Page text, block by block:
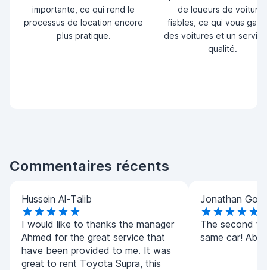
importante, ce qui rend le
processus de location encore
plus pratique.
de loueurs de voitures
fiables, ce qui vous
des voitures et un
qualité.
Commentaires récents
Hussein Al-Talib
I would like to thanks the manager
Ahmed for the great service that
have been provided to me. It was
great to rent Toyota Supra, this
Jonathan
The second
same car!